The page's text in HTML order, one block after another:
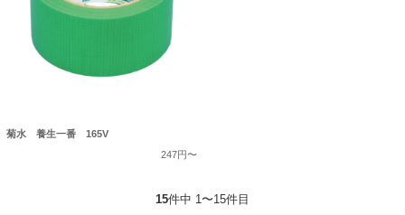
菊水 養生一番 165V
247円〜
15件中 1〜15件目